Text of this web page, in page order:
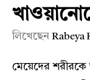
লিখেছেন Rabeya
মেয়েদের শরীরকে